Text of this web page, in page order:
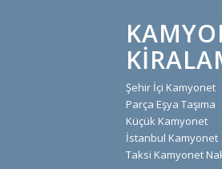
Şehir İçi Kamyonet
Parça Eşya Taşıma
Küçük Kamyonet
İstanbul Kamyonet
Taksi Kamyonet